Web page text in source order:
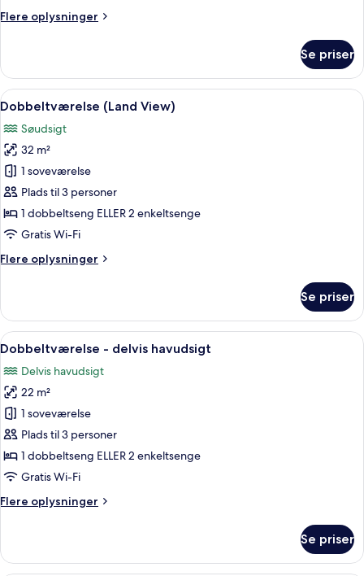
Flere oplysninger
Flere
-
havudsigt
Se priser
Indlæs
alle
billeder
af
Dobbeltværelse
(Land
View)
Et hotelværelse med en stor seng,
6
Dobbeltværelse (Land View)
Søudsigt
32 m²
1 soveværelse
Plads til 3 personer
1 dobbeltseng ELLER 2 enkeltsenge
Gratis Wi-Fi
Flere oplysninger
Flere
(Land
View)
Se priser
Indlæs
alle
billeder
af
Dobbeltværelse
-
delvis
havudsigt
Et hotelværelse med seng,
4
Dobbeltværelse - delvis havudsigt
Delvis havudsigt
22 m²
1 soveværelse
Plads til 3 personer
1 dobbeltseng ELLER 2 enkeltsenge
Gratis Wi-Fi
Flere oplysninger
Flere
-
Se priser